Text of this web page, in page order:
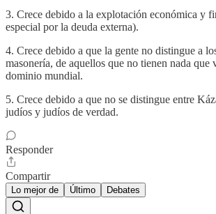
3. Crece debido a la explotación económica y
especial por la deuda externa).
4. Crece debido a que la gente no distingue a
masonería, de aquellos que no tienen nada que
dominio mundial.
5. Crece debido a que no se distingue entre
judíos y judíos de verdad.
Responder
Compartir
Lo mejor de Último Debates